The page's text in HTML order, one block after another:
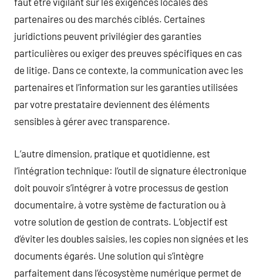
partenaires ou des marchés ciblés. Certaines
juridictions peuvent privilégier des garanties
particulières ou exiger des preuves spécifiques en cas
de litige. Dans ce contexte, la communication avec les
partenaires et l’information sur les garanties utilisées
par votre prestataire deviennent des éléments
sensibles à gérer avec transparence.
L’autre dimension, pratique et quotidienne, est
l’intégration technique: l’outil de signature électronique
doit pouvoir s’intégrer à votre processus de gestion
documentaire, à votre système de facturation ou à
votre solution de gestion de contrats. L’objectif est
d’éviter les doubles saisies, les copies non signées et les
documents égarés. Une solution qui s’intègre
parfaitement dans l’écosystème numérique permet de